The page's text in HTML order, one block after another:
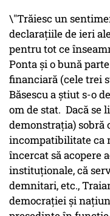
\"Trăiesc un
declarațiile de ieri
pentru tot ce
Ponta și o bună
financiară (cele trei
Băsescu a știut s-o
om de stat. Dacă se
demonstrația) sobră
incompatibilitate ca
încercat să acopere
instituționale, că
demnitari, etc.,
democrației și